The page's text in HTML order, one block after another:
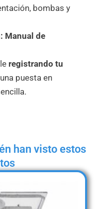
bombas y
Manual de
registrando tu
puesta en
han visto estos